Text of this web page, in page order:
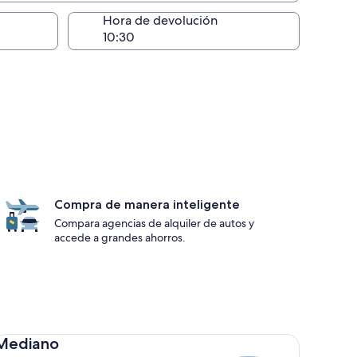
de la entrega
Hora de devolución
Compra de manera inteligente
Compara agencias de alquiler de autos y
accede a grandes ahorros.
Toyota Corolla